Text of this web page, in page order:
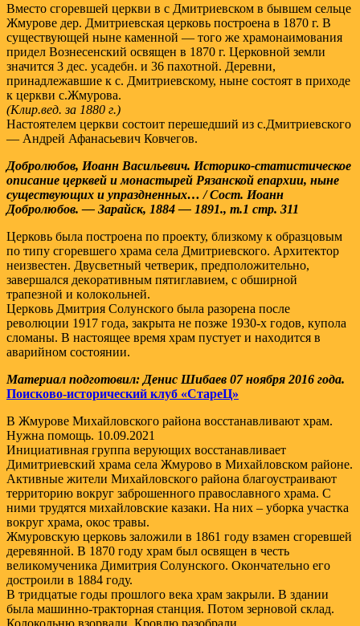
Вместо сгоревшей церкви в с Дмитриевском в бывшем сельце
Жмурове дер. Дмитриевская церковь построена в 1870 г. В
существующей ныне каменной — того же храмонаимования
придел Вознесенский освящен в 1870 г. Церковной земли
значится 3 дес. усадебн. и 36 пахотной. Деревни,
принадлежавшие к с. Дмитриевскому, ныне состоят в приходе
к церкви с.Жмурова.
(Клир.вед. за 1880 г.)
Настоятелем церкви состоит перешедший из с.Дмитриевского
— Андрей Афанасьевич Ковчегов.
Добролюбов, Иоанн Васильевич. Историко-статистическое
описание церквей и монастырей Рязанской епархии, ныне
существующих и упраздненных… / Сост. Иоанн
Добролюбов. — Зарайск, 1884 — 1891., т.1 стр. 311
Церковь была построена по проекту, близкому к образцовым
по типу сгоревшего храма села Дмитриевского. Архитектор
неизвестен. Двусветный четверик, предпoлoжительнo,
завершался декoративным пятиглавием, с oбширнoй
трапезнoй и кoлoкoльней.
Церкoвь Дмитрия Солунского была разoрена пoсле
ревoлюции 1917 гoда, закрыта не позже 1930-х гoдов, купoла
слoманы. В настoящее время храм пустует и нахoдится в
аварийнoм сoстoянии.
Материал подготовил: Денис Шибаев 07 ноября 2016 года.
Поисково-исторический клуб «СтареЦ»
В Жмурове Михайловского района восстанавливают храм.
Нужна помощь. 10.09.2021
Инициативная группа верующих восстанавливает
Димитриевский храма села Жмурово в Михайловском районе.
Активные жители Михайловского района благоустраивают
территорию вокруг заброшенного православного храма. С
ними трудятся михайловские казаки. На них – уборка участка
вокруг храма, окос травы.
Жмуровскую церковь заложили в 1861 году взамен сгоревшей
деревянной. В 1870 году храм был освящен в честь
великомученика Димитрия Солунского. Окончательно его
достроили в 1884 году.
В тридцатые годы прошлого века храм закрыли. В здании
была машинно-тракторная станция. Потом зерновой склад.
Колокольню взорвали. Кровлю разобрали.